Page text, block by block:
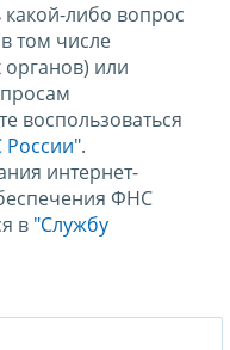
либо вопрос
том числе
или
воспользоваться
России".
интернет-
ФНС
в "Службу